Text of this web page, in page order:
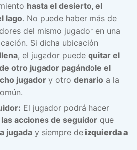
hasta el desierto, el
lago. No puede haber más de
del mismo jugador en una
Si dicha ubicación
llena, el jugador puede quitar el
otro jugador pagándole el
jugador y otro denario a la
El jugador podrá hacer
acciones de seguidor que
jugada y siempre deizquierda a